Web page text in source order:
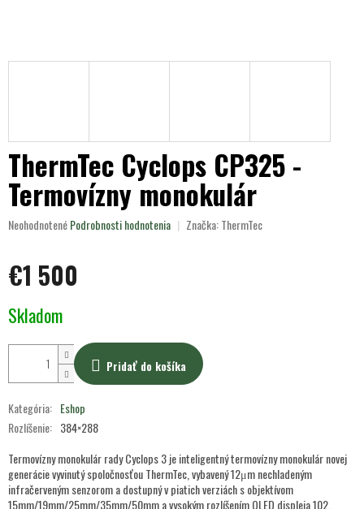
ThermTec Cyclops CP325 -
Termovízny monokulár
Priemerné
je
0,0
5
NeohodnotenéPodrobnosti hodnotenia Značka:ThermTec
€1 500
cena:
Skladom
Pridať do košíka
Kategória: Eshop
Rozlíšenie: 384×288
Termovízny monokulár rady Cyclops 3 je inteligentný termovízny monokulár novej
generácie vyvinutý spoločnosťou ThermTec, vybavený 12μm nechladeným
infračerveným senzorom a dostupný v piatich verziách s objektívom
15mm/19mm/25mm/35mm/50mm a vysokým rozlíšením OLED displeja 102.